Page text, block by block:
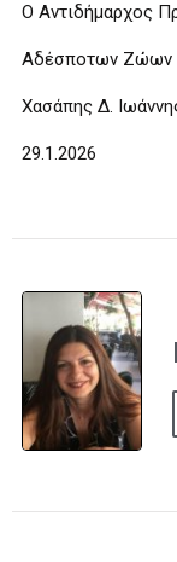
Ο Αντιδήμαρχος
Αδέσποτων Ζώων
Χασάπης Δ.
29.1.2026